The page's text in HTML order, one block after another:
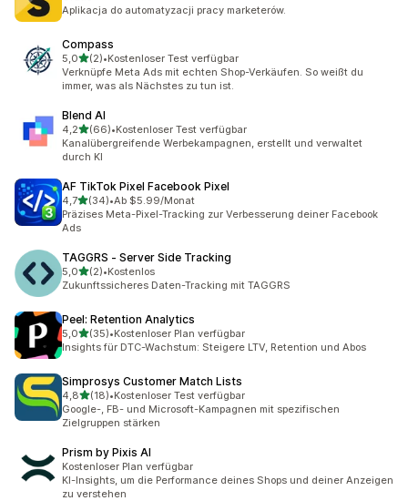
Aplikacja do automatyzacji pracy marketerów.
Compass
5,0von 5 Sternen
(2)
2 Rezensionen insgesamt
•Kostenloser Test verfügbar
Verknüpfe Meta Ads mit echten Shop-Verkäufen. So weißt du
immer, was als Nächstes zu tun ist.
Blend AI
4,2von 5 Sternen
(66)
66 Rezensionen insgesamt
•Kostenloser Test verfügbar
Kanalübergreifende Werbekampagnen, erstellt und verwaltet
durch KI
AF TikTok Pixel Facebook Pixel
4,7von 5 Sternen
(34)
34 Rezensionen insgesamt
•Ab $5.99/Monat
Präzises Meta-Pixel-Tracking zur Verbesserung deiner Facebook
Ads
TAGGRS ‑ Server Side Tracking
5,0von 5 Sternen
(2)
2 Rezensionen insgesamt
•Kostenlos
Zukunftssicheres Daten-Tracking mit TAGGRS
Peel: Retention Analytics
5,0von 5 Sternen
(35)
35 Rezensionen insgesamt
•Kostenloser Plan verfügbar
Insights für DTC-Wachstum: Steigere LTV, Retention und Abos
Simprosys Customer Match Lists
4,8von 5 Sternen
(18)
18 Rezensionen insgesamt
•Kostenloser Test verfügbar
Google-, FB- und Microsoft-Kampagnen mit spezifischen
Zielgruppen stärken
Prism by Pixis AI
Kostenloser Plan verfügbar
KI-Insights, um die Performance deines Shops und deiner Anzeigen
zu verstehen